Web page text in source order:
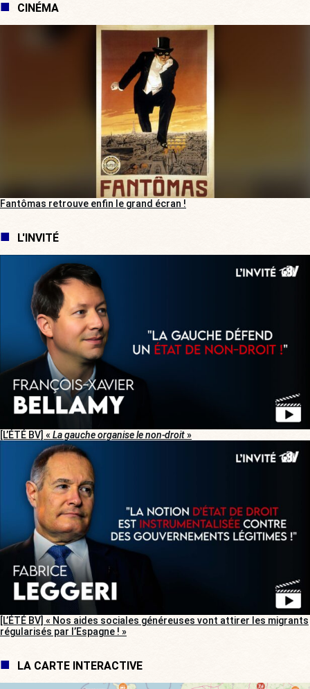
CINÉMA
Fantômas retrouve enfin le grand écran !
L'INVITÉ
[L’ÉTÉ BV] « La gauche organise le non-droit»
[L’ÉTÉ BV] « Nos aides sociales généreuses vont attirer les migrants
régularisés par l’Espagne ! »
LA CARTE INTERACTIVE